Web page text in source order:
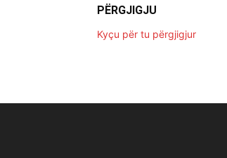
PËRGJIGJU
Kyçu për tu përgjigjur